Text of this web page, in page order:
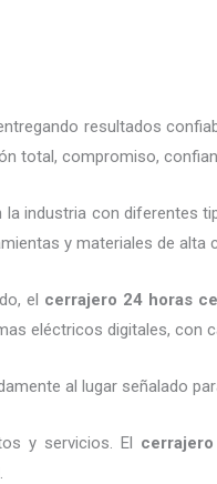
resultados
total, compromiso,
industria con diferentes
y materiales de alta
el cerrajero 24 horas
eléctricos digitales, con
al lugar señalado
y servicios. El cerrajero